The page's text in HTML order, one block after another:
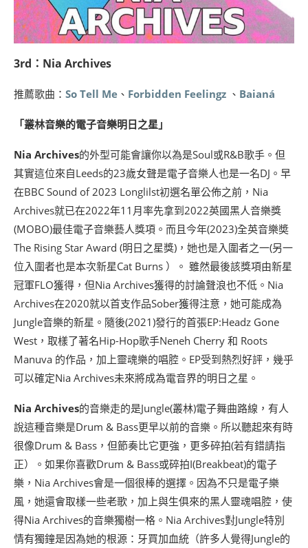
3rd：Nia Archives
推薦歌曲： So Tell Me 、 Forbidden Feelingz 、 Baianá
「叢林音樂的電子音樂明日之星」
Nia Archives的外型可能會讓你以為是Soul或R&B歌手。但
其實這位來自Leeds的23歲女聲是電子音樂人也是一名DJ。早
在BBC Sound of 2023 Longlilst初選名單公佈之前，Nia
Archives就已在2022年11月率先拿到2022英國黑人音樂獎
(MOBO)最佳電子音樂藝人獎項。而且今年(2023)全英音樂奬
The Rising Star Award (明日之星獎)，她也是入圍者之一(另一
位入圍者也是本次新星Cat Burns ）。 雖然最後該獎項由新星
冠軍FLO獲得，但Nia Archives獲得的討論聲浪也不低。Nia
Archives在2020就以首支作品Sober獲得注意，她可能成為
Jungle音樂的新星。隨後(2021)發行的首張EP:Headz Gone
West，取樣了著名Hip-Hop歌手Neneh Cherry 和 Roots
Manuva 的作品，加上靈魂樂的唱腔。EP受到熱烈好評，幾乎
可以確定Nia Archives未來將成為電音界的明日之星。
Nia Archives的音樂走的是Jungle(叢林)電子舞曲路線，有人
說這種音樂是Drum & Bass更早以前的音樂。所以聽起來有時
很像Drum & Bass，但節奏比它更強，更多碎拍(若有錯請指
正）。如果你喜歡Drum & Bass或碎拍I(Breakbeat)的電子
樂，Nia Archives會是一個很棒的選擇。因為不只是電子樂
風，她還會取樣一些老歌，加上與生俱來的黑人靈魂唱腔，使
得Nia Archives的音樂獨樹一格。Nia Archives對Jungle特別
情有獨鐘是因為她的根源：牙買加血統（許多人覺得Jungle的